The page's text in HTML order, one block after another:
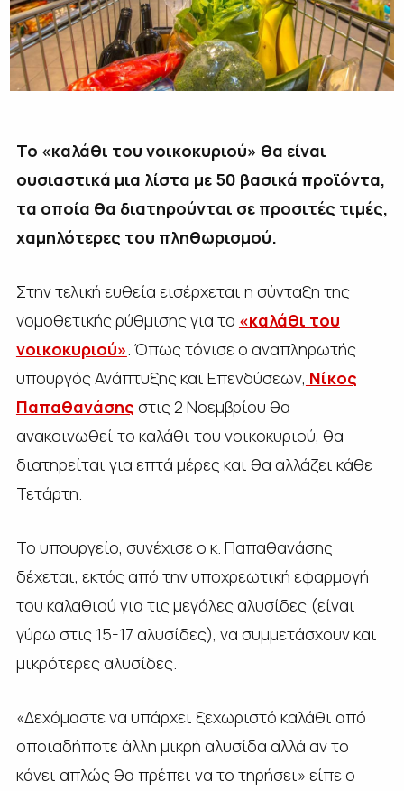
Το «καλάθι του νοικοκυριού» θα είναι
ουσιαστικά μια λίστα με 50 βασικά προϊόντα,
τα οποία θα διατηρούνται σε προσιτές τιμές,
χαμηλότερες του πληθωρισμού.
Στην τελική ευθεία εισέρχεται η σύνταξη της
νομοθετικής ρύθμισης για το «καλάθι του
νοικοκυριού» . Όπως τόνισε ο αναπληρωτής
υπουργός Ανάπτυξης και Επενδύσεων, Νίκος
Παπαθανάσης στις 2 Νοεμβρίου θα
ανακοινωθεί το καλάθι του νοικοκυριού, θα
διατηρείται για επτά μέρες και θα αλλάζει κάθε
Τετάρτη.
Το υπουργείο, συνέχισε ο κ. Παπαθανάσης
δέχεται, εκτός από την υποχρεωτική εφαρμογή
του καλαθιού για τις μεγάλες αλυσίδες (είναι
γύρω στις 15-17 αλυσίδες), να συμμετάσχουν και
μικρότερες αλυσίδες.
«Δεχόμαστε να υπάρχει ξεχωριστό καλάθι από
οποιαδήποτε άλλη μικρή αλυσίδα αλλά αν το
κάνει απλώς θα πρέπει να το τηρήσει» είπε ο